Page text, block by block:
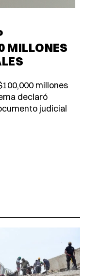
MILLONES
millones
declaró
judicial